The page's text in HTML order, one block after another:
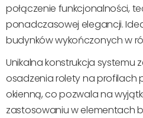
połączenie funkcjonalności,
ponadczasowej elegancji.
budynków wykończonych w
Unikalna konstrukcja systemu
osadzenia rolety na profilach
okienną, co pozwala na
zastosowaniu w elementach